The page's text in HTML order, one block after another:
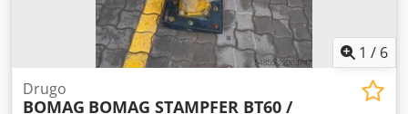
1 / 6
Drugo
BOMAG BOMAG STAMPFER BT60 /